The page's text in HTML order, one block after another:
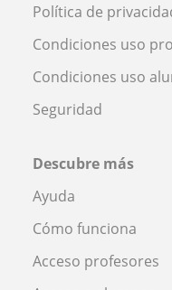
Política de
Condiciones uso
Condiciones uso
Seguridad
Descubre más
Ayuda
Cómo funciona
Acceso profesores